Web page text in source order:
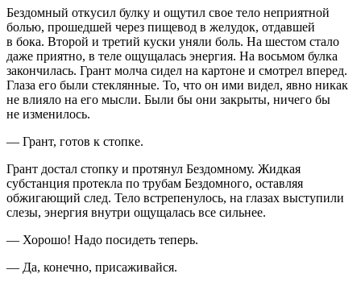
Бездомный откусил булку и ощутил свое тело неприятной
болью, прошедшей через пищевод в желудок, отдавшей
в бока. Второй и третий куски уняли боль. На шестом стало
даже приятно, в теле ощущалась энергия. На восьмом булка
закончилась. Грант молча сидел на картоне и смотрел вперед.
Глаза его были стеклянные. То, что он ими видел, явно никак
не влияло на его мысли. Были бы они закрыты, ничего бы
не изменилось.
— Грант, готов к стопке.
Грант достал стопку и протянул Бездомному. Жидкая
субстанция протекла по трубам Бездомного, оставляя
обжигающий след. Тело встрепенулось, на глазах выступили
слезы, энергия внутри ощущалась все сильнее.
— Хорошо! Надо посидеть теперь.
— Да, конечно, присаживайся.